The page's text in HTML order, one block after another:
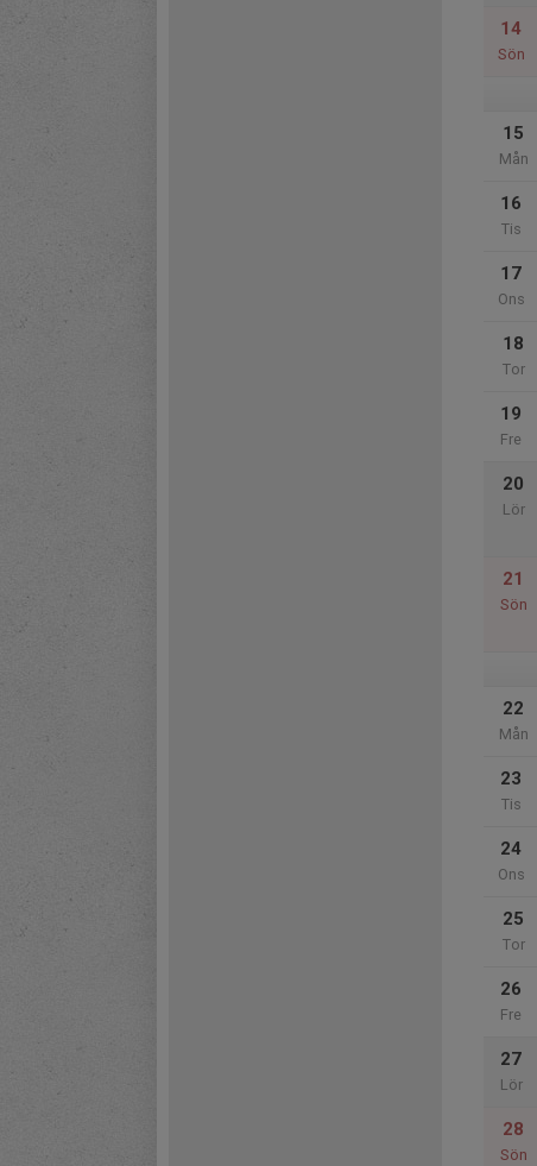
14
Sön
15
Mån
16
Tis
17
Ons
18
Tor
19
Fre
20
Lör
21
Sön
22
Mån
23
Tis
24
Ons
25
Tor
26
Fre
27
Lör
28
Sön